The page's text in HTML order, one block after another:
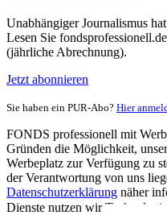
Unabhängiger Journalismus
Lesen Sie
(jährliche Abrechnung).
Jetzt abonnieren
Sie haben ein PUR-Abo? Hier
FONDS professionell mit
Gründen die Möglichkeit,
Werbeplatz zur Verfügung zu
der Verantwortung von uns
Datenschutzerklärung näher
Dienste nutzen wir